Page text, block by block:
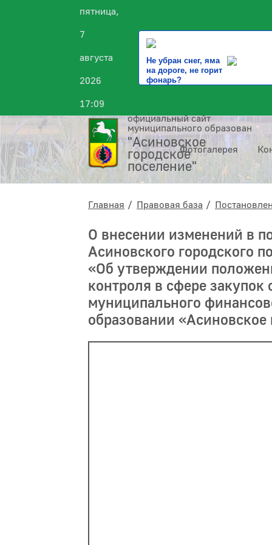
пятница,
7
августа
2026
17:09
Не убран снег, яма
на дороге, не горит
фонарь?
официальный сайт
муниципального образования
"Асиновское
городское
поселение"
Фотогалерея
Главная Правовая база
О внесении изменений в
Асиновского городского
«Об утверждении
контроля в сфере закупок
муниципального
образовании «Асиновское